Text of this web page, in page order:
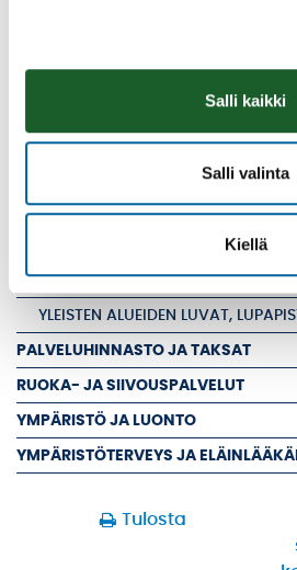
Salli kaikki
Salli valinta
Kiellä
HULEVEDET
KATU- JA TIESUUNNITELMAT
JOUKKOLIIKENNE
KADUT JA YKSITYISTIET
LIIKENNETURVALLISUUS
ROMUAUTOT - AJONEUVOJEN
VIHERALUEET JA
YLEISTEN ALUEIDEN LUVAT,
PALVELUHINNASTO JA TAKSAT
RUOKA- JA SIIVOUSPALVELUT
YMPÄRISTÖ JA LUONTO
YMPÄRISTÖTERVEYS JA
Tulosta